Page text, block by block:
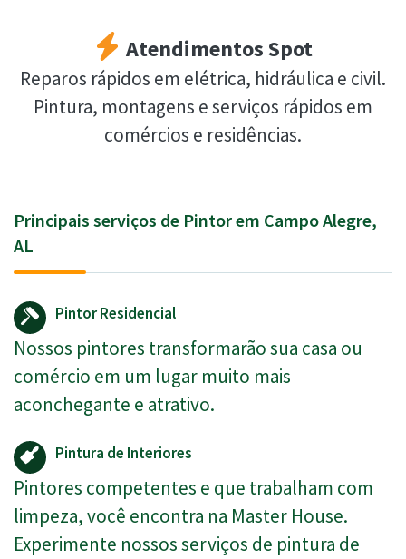
Atendimentos Spot
Reparos rápidos em elétrica, hidráulica e civil.
Pintura, montagens e serviços rápidos em
comércios e residências.
Principais serviços de Pintor em Campo Alegre,
AL
Pintor Residencial
Nossos pintores transformarão sua casa ou
comércio em um lugar muito mais
aconchegante e atrativo.
Pintura de Interiores
Pintores competentes e que trabalham com
limpeza, você encontra na Master House.
Experimente nossos serviços de pintura de